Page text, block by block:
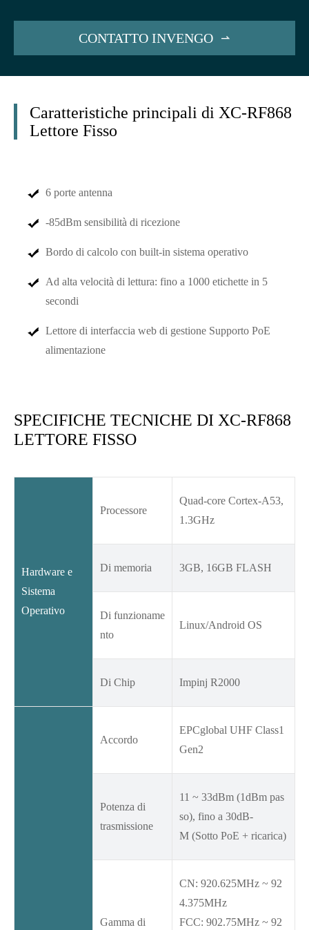
CONTATTO INVENGO 
Caratteristiche principali di XC-RF868
Lettore Fisso
6 porte antenna
-85dBm sensibilità di ricezione
Bordo di calcolo con built-in sistema operativo
Ad alta velocità di lettura: fino a 1000 etichette in 5
secondi
Lettore di interfaccia web di gestione Supporto PoE
alimentazione
SPECIFICHE TECNICHE DI XC-RF868
LETTORE FISSO
Hardware e
Sistema
Operativo
Processore
Quad-core Cortex-A53,
1.3GHz
Di memoria 3GB, 16GB FLASH
Di funzioname
nto
Linux/Android OS
Di Chip Impinj R2000
Accordo
EPCglobal UHF Class1
Gen2
Potenza di
trasmissione
11 ~ 33dBm (1dBm pas
so), fino a 30dB-
M (Sotto PoE + ricarica)
Gamma di
CN: 920.625MHz ~ 92
4.375MHz
FCC: 902.75MHz ~ 92